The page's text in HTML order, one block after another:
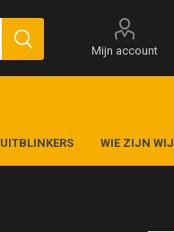
Mijn account
UITBLINKERS WIE ZIJN WIJ